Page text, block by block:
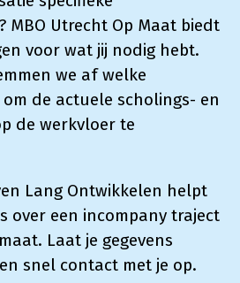
MBO Utrecht Op Maat biedt
voor wat jij nodig hebt.
we af welke
de actuele scholings- en
de werkvloer te
Lang Ontwikkelen helpt
over een incompany traject
Laat je gegevens
snel contact met je op.